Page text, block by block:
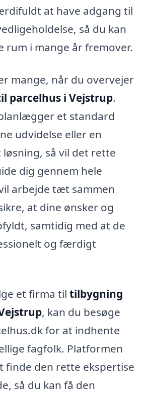
at have adgang til
så du kan
rum i mange år fremover.
mange, når du overvejer
parcelhus i Vejstrup.
et standard
udvidelse eller en
løsning, så vil det rette
dig gennem hele
arbejde tæt sammen
at dine ønsker og
samtidig med at de
og færdigt
et firma til tilbygning
, kan du besøge
for at indhente
fagfolk. Platformen
finde den rette ekspertise
så du kan få den